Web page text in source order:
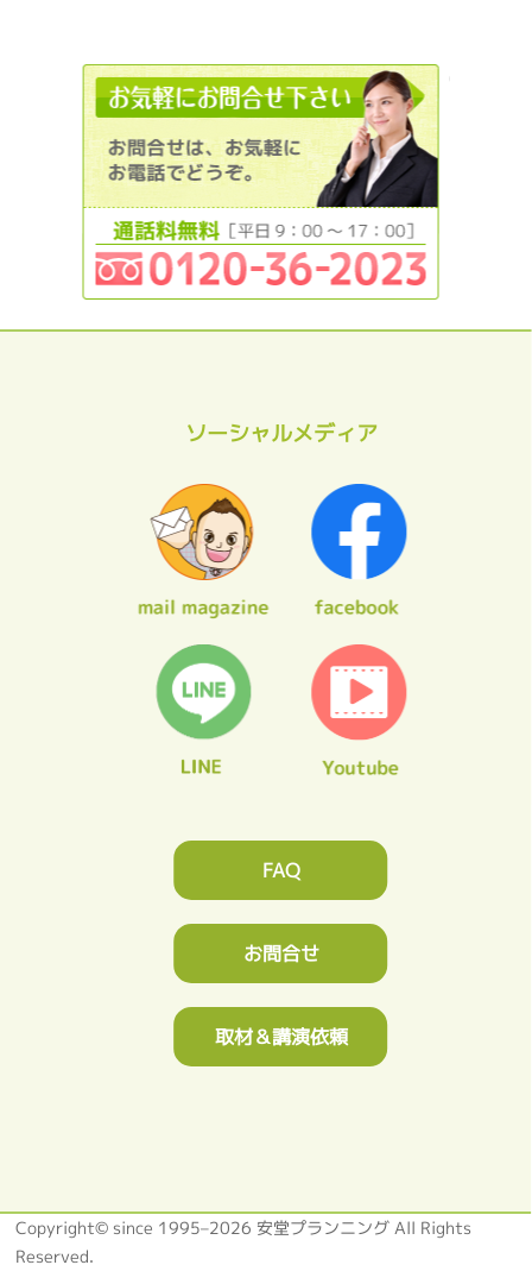
ソーシャルメディア
FAQ
お問合せ
取材＆講演依頼
Copyright© since 1995–2026 安堂プランニング All Rights
Reserved.